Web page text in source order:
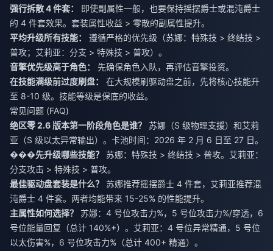
强行拆散 4 件套：
即使副属性一般，也要保持摇摆爵士或混沌爵士
的 4 件套效果。套装属性收益 > 零散的副属性提升。
平均升级所有技能：
遵循严格的优先级（苏娜：特殊技 > 终结技 >
普攻；艾莉亚：分支 > 特殊技 > 普攻）。
音擎优先级高于角色：
先确保角色入队，再评估音擎投资。
在技能满级前过度刷盘：
在大规模刷驱动盘之前，先将核心技能升
至 8-10 级。技能等级是保底的收益。
常见问题 (FAQ)
绝区零 2.6 版本第一阶段角色是谁？
苏娜（S 级物理支援）和艾莉
亚（S 级以太异常输出）。卡池时间：2026 年 2 月 6 日至 27 日。
���先升级哪些技能？
苏娜：特殊技 > 终结技 > 普攻。艾莉亚：
分支攻击 > 特殊技 > 普攻。
最佳驱动盘套装是什么？
苏娜推荐摇摆爵士 4 件套，艾莉亚推荐混
沌爵士 4 件套。两者均能带来 15-25% 的性能提升。
主属性如何选择？
苏娜：4 号位攻击力%，5 号位攻击力%/穿透，6
号位能量回复（总计 140%+）。艾莉亚：4 号位异常精通，5 号位
以太伤害%，6 号位攻击力%（总计 400+ 精通）。